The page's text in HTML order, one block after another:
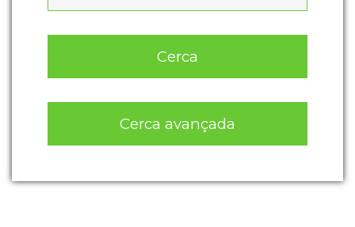
Cerca
Cerca avançada